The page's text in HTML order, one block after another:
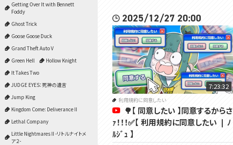
Getting Over It with Bennett
Foddy
Ghost Trick
Goose Goose Duck
Grand Theft Auto V
Green Hell
Hollow Knight
It Takes Two
JUDGE EYES：死神の遺言
Jump King
Kingdom Come: Deliverance II
Lethal Company
Little Nightmares II -リトルナイトメ
ア２-
2025/12/27 20:00
7:23:32
利用規約に同意したい
🌳【 同意したい 】同意するからさ
ｧ！！！✅【 利用規約に同意したい ❘ ﾉ
ﾙｼﾞｭ 】